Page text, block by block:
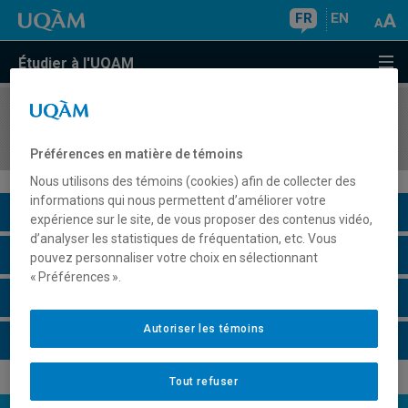
FR EN
Étudier à l'UQAM
COURS//
Description du cours
Horaire - Été 2026
Préférences en matière de témoins
Nous utilisons des témoins (cookies) afin de collecter des
informations qui nous permettent d’améliorer votre
expérience sur le site, de vous proposer des contenus vidéo,
d’analyser les statistiques de fréquentation, etc. Vous
pouvez personnaliser votre choix en sélectionnant
« Préférences ».
Tout refuser
Autoriser les témoins